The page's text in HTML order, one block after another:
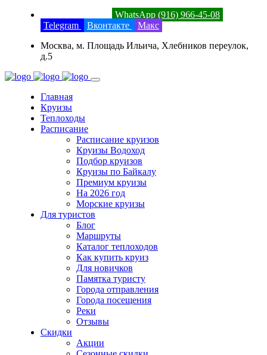
WhatsApp (916) 966-45-08
Telegram
Вконтакте
Макс
Москва, м. Площадь Ильича, Хлебников переулок,
д.5
Главная
Круизы
Теплоходы
Расписание
Расписание круизов
Круизы Водоход
Подбор круизов
Круизы по Байкалу
Премиум круизы
На 2026 год
Морские круизы
Для туристов
Блог
Маршруты
Каталог теплоходов
Как купить круиз
Для новичков
Памятка туристу
Города отправления
Города посещения
Реки
Отзывы
Скидки
Акции